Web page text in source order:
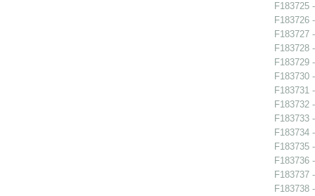
F183725
F183726
F183727
F183728
F183729
F183730
F183731
F183732
F183733
F183734
F183735
F183736
F183737
F183738